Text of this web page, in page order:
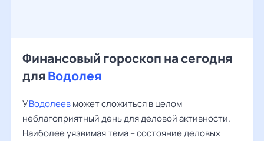
Финансовый гороскоп на сегодня
для Водолея
УВодолеевможет сложиться в целом
неблагоприятный день для деловой активности.
Наиболее уязвимая тема – состояние деловых